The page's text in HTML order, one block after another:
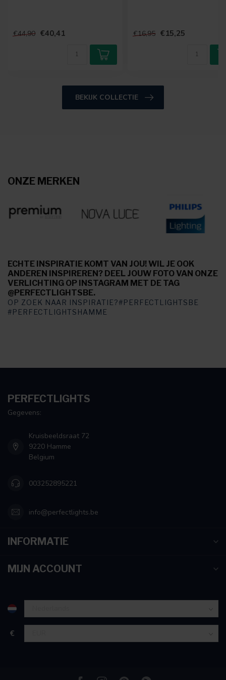
€44,90 €40,41 €16,95 €15,25
BEKIJK COLLECTIE
ONZE MERKEN
ECHTE INSPIRATIE KOMT VAN JOU! WIL JE OOK
ANDEREN INSPIREREN? DEEL JOUW FOTO VAN ONZE
VERLICHTING OP INSTAGRAM MET DE TAG
@PERFECTLIGHTSBE.
OP ZOEK NAAR INSPIRATIE?#PERFECTLIGHTSBE
#PERFECTLIGHTSHAMME
PERFECTLIGHTS
Gegevens:
Kruisbeeldsraat 72
9220 Hamme
Belgium
003252895221
info@perfectlights.be
INFORMATIE
MIJN ACCOUNT
€